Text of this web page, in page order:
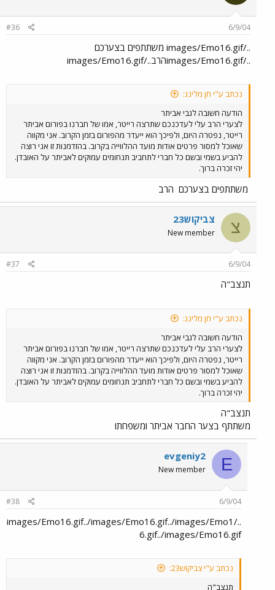
6/9/04
#36
../images/Emo16.gif משתתפים בצערכם
../images/Emo16.gifהרב../images/Emo16.gif
נכתב ע"י חן מלינג:
הודעה חשובה לגבי אביתר
לצערי הרב עלי לעדכנכם שתרצה רייטר, אמו של חברנו בפורום אביתר
רייטר, נפטרה היום, ולפיכך הוא ייעדר מהפורום בזמן הקרוב. אני מקווה
שאוכל למסור פרטים אודות מועד ההלווייה בקרוב. בהזדמנות זו אני רוצה
להביע בשמי ובשם כל חברי לתחביב תנחומים עמוקים לאביתר על האובדן.
יהי זכרה ברוך.
משתתפים בצערכם הרב
צ צביקוש23
New member
6/9/04
#37
תנצב"ה
נכתב ע"י חן מלינג:
הודעה חשובה לגבי אביתר
לצערי הרב עלי לעדכנכם שתרצה רייטר, אמו של חברנו בפורום אביתר
רייטר, נפטרה היום, ולפיכך הוא ייעדר מהפורום בזמן הקרוב. אני מקווה
שאוכל למסור פרטים אודות מועד ההלווייה בקרוב. בהזדמנות זו אני רוצה
להביע בשמי ובשם כל חברי לתחביב תנחומים עמוקים לאביתר על האובדן.
יהי זכרה ברוך.
תנצב"ה
משתתף בצער החבר אביתר ומשפחתו
E
evgeniy2
New member
6/9/04
#38
../images/Emo16.gif../images/Emo16.gif../images/Emo1
6.gif../images/Emo16.gif
נכתב ע"י צביקוש23:
תנצב"ה